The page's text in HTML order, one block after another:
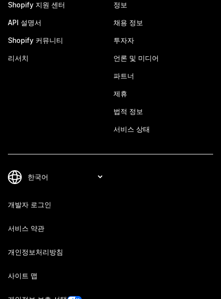
Shopify 지원 센터
API 설명서
Shopify 커뮤니티
리서치
정보
채용 정보
투자자
언론 및 미디어
파트너
제휴
법적 정보
서비스 상태
개발자 로그인
서비스 약관
개인정보처리방침
사이트 맵